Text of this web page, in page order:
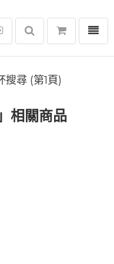
選單
搜尋 (第1頁)
相關商品